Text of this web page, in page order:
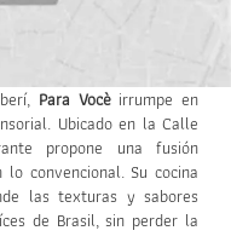
Para Vocèirrumpe en
Ubicado en la Calle
propone una fusión
convencional. Su cocina
las texturas y sabores
de Brasil, sin perder la